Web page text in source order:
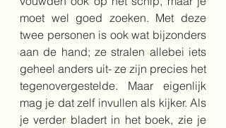
moet wel goed zoeken. Met deze
twee personen is ook wat bijzonders
aan de hand; ze stralen allebei iets
geheel anders uit- ze zijn precies het
tegenovergestelde. Maar eigenlijk
mag je dat zelf invullen als kijker. Als
je verder bladert in het boek, zie je